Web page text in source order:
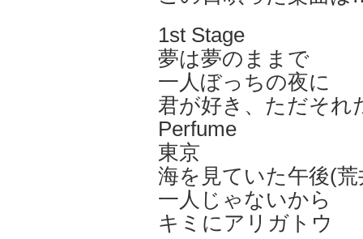
1st Stage
夢は夢のままで
一人ぼっちの夜に
君が好き、ただそれ
Perfume
東京
海を見ていた午後(
一人じゃないから
キミにアリガトウ